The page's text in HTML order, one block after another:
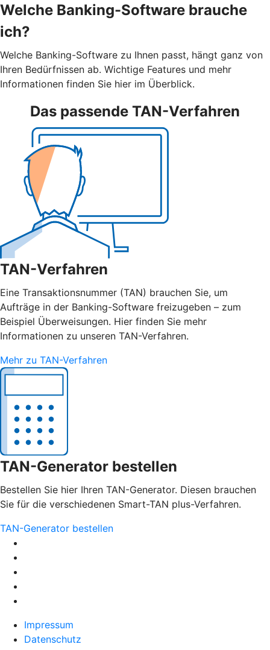
Welche Banking-Software brauche
ich?
Welche Banking-Software zu Ihnen passt, hängt ganz von
Ihren Bedürfnissen ab. Wichtige Features und mehr
Informationen finden Sie hier im Überblick.
Das passende TAN-Verfahren
TAN-Verfahren
Eine Transaktionsnummer (TAN) brauchen Sie, um
Aufträge in der Banking-Software freizugeben – zum
Beispiel Überweisungen. Hier finden Sie mehr
Informationen zu unseren TAN-Verfahren.
Mehr zu TAN-Verfahren
TAN-Generator bestellen
Bestellen Sie hier Ihren TAN-Generator. Diesen brauchen
Sie für die verschiedenen Smart-TAN plus-Verfahren.
TAN-Generator bestellen
Impressum
Datenschutz